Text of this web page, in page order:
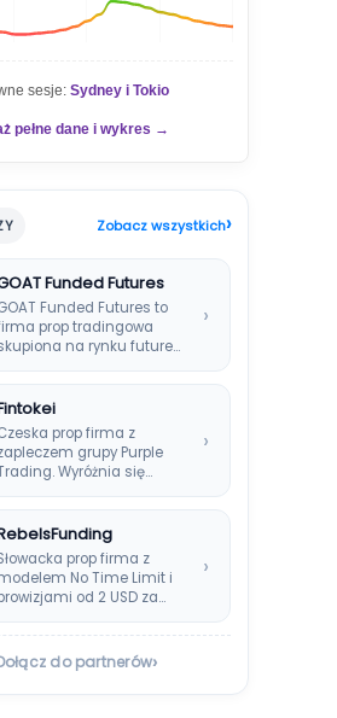
sesje: Sydney i Tokio
pełne dane i wykres →
Zobacz wszystkich›
Funded Futures
Funded Futures to
prop tradingowa
na rynku futures.
›
prop firma z
grupy Purple
Wyróżnia się
wypłatami…
›
prop firma z
No Time Limit i
od 2 USD za…
›
do partnerów›